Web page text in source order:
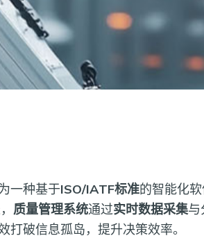
一种基于ISO/IATF标准的智能化
质量管理系统通过实时数据采集与
破信息孤岛，提升决策效率。